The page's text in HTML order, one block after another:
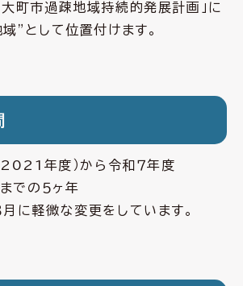
大町市過疎地域持続的発展計画」に
”として位置付けます。
年度）から令和７年度
での５ヶ年
に軽微な変更をしています。